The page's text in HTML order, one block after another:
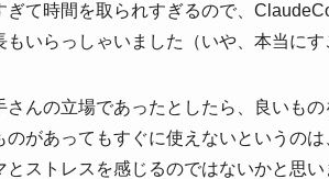
ぎて時間を取られすぎるので、
もいらっしゃいました（いや、本当にす
さんの立場であったとしたら、良いもの
のがあってもすぐに使えないというのは
ストレスを感じるのではないかと思い